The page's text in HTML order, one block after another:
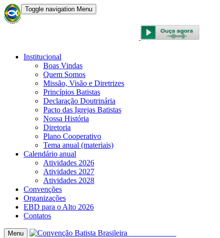
Toggle navigation Menu
Institucional
Boas Vindas
Quem Somos
Missão, Visão e Diretrizes
Princípios Batistas
Declaração Doutrinária
Pacto das Igrejas Batistas
Nossa História
Diretoria
Plano Cooperativo
Tema anual (materiais)
Calendário anual
Atividades 2026
Atividades 2027
Atividades 2028
Convenções
Organizações
EBD para o Alto 2026
Contatos
Menu